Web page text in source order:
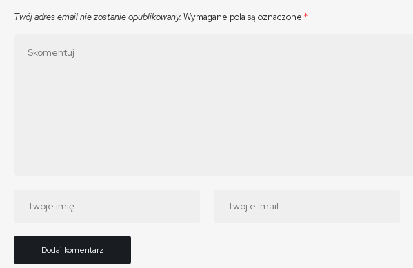
Twój adres email nie zostanie opublikowany. Wymagane pola są oznaczone *